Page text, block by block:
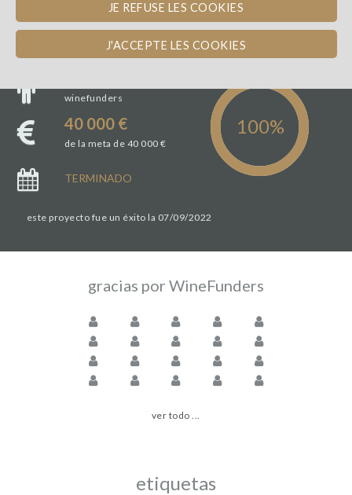
JE REFUSE LES COOKIES
J'ACCEPTE LES COOKIES
nuevo comentario
winefunders
40 000 €
de la meta de 40 000 €
TERMINADO
este proyecto fue un éxito la 07/09/2022
gracias por WineFunders
ver todo ...
etiquetas